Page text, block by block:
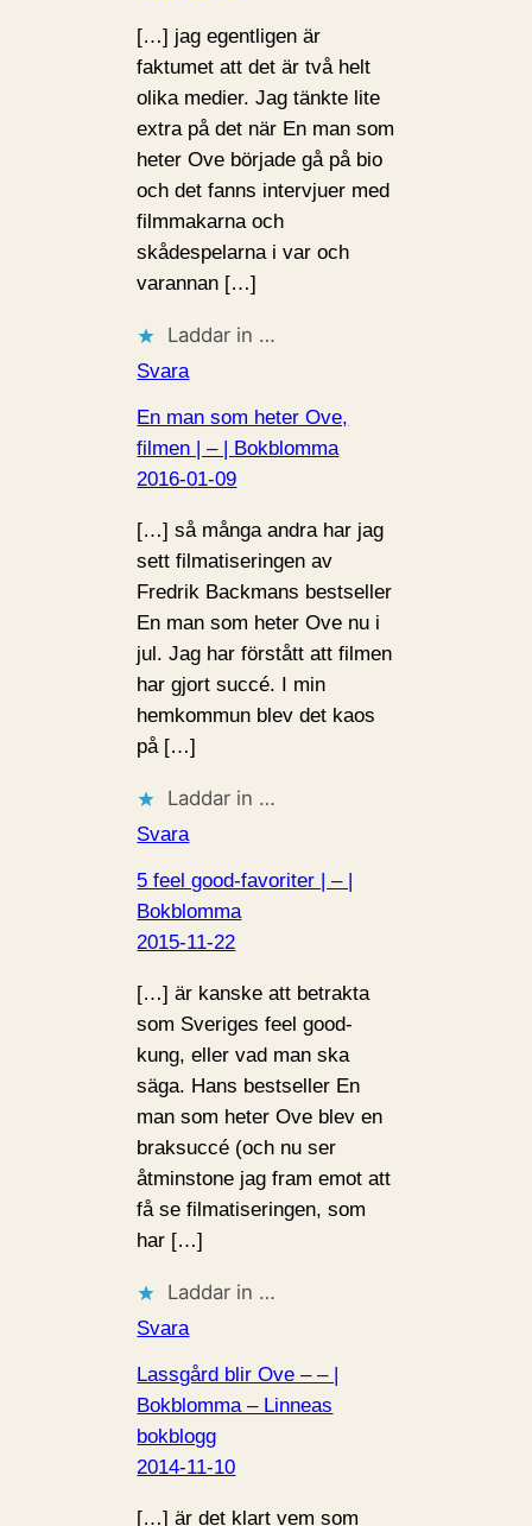
[…] jag egentligen är
faktumet att det är två helt
olika medier. Jag tänkte lite
extra på det när En man som
heter Ove började gå på bio
och det fanns intervjuer med
filmmakarna och
skådespelarna i var och
varannan […]
Laddar in …
Svara
En man som heter Ove,
filmen | – | Bokblomma
2016-01-09
[…] så många andra har jag
sett filmatiseringen av
Fredrik Backmans bestseller
En man som heter Ove nu i
jul. Jag har förstått att filmen
har gjort succé. I min
hemkommun blev det kaos
på […]
Laddar in …
Svara
5 feel good-favoriter | – |
Bokblomma
2015-11-22
[…] är kanske att betrakta
som Sveriges feel good-
kung, eller vad man ska
säga. Hans bestseller En
man som heter Ove blev en
braksuccé (och nu ser
åtminstone jag fram emot att
få se filmatiseringen, som
har […]
Laddar in …
Svara
Lassgård blir Ove – – |
Bokblomma – Linneas
bokblogg
2014-11-10
[…] är det klart vem som